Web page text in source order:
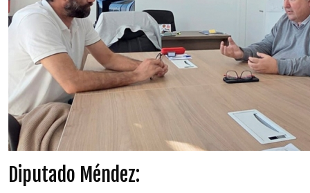
Diputado Méndez: